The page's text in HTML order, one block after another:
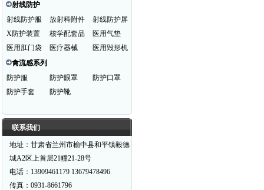
射线防护
射线防护服
放射科附件
射线防护屏
X防护装置
核学配套品
医用气垫
医用肛门袋
医疗器械
医用毁形机
禽流感系列
防护服
防护眼罩
防护口罩
防护手套
防护靴
联系我们
地址：甘肃省兰州市榆中县和平镇毅德
城A2区上首层21幢21-28号
电话：13909461179 13679478496
传真：0931-8661796